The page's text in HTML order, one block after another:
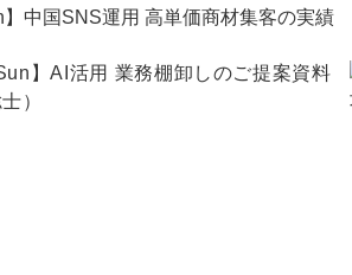
】中国SNS運用 高単価商材集客の実績